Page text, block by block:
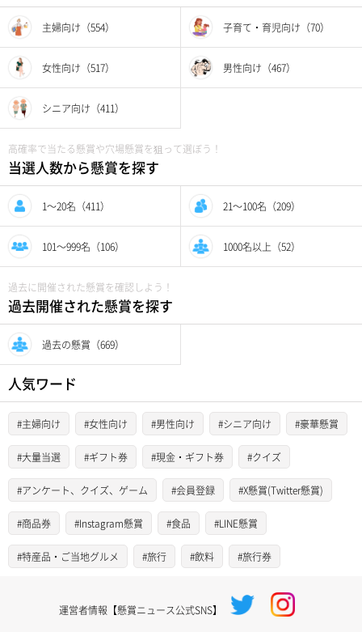
主婦向け（554） 子育て・育児向け（70）
女性向け（517） 男性向け（467）
シニア向け（411）
高確率で当たる懸賞や穴場懸賞を狙って選ぼう！
当選人数から懸賞を探す
1〜20名（411） 21〜100名（209）
101〜999名（106） 1000名以上（52）
過去に開催された懸賞を確認しよう！
過去開催された懸賞を探す
過去の懸賞（669）
人気ワード
#主婦向け #女性向け #男性向け #シニア向け #豪華懸賞
#大量当選 #ギフト券 #現金・ギフト券 #クイズ
#アンケート、クイズ、ゲーム #会員登録 #X懸賞(Twitter懸賞)
#商品券 #Instagram懸賞 #食品 #LINE懸賞
#特産品・ご当地グルメ #旅行 #飲料 #旅行券
運営者情報【懸賞ニュース公式SNS】